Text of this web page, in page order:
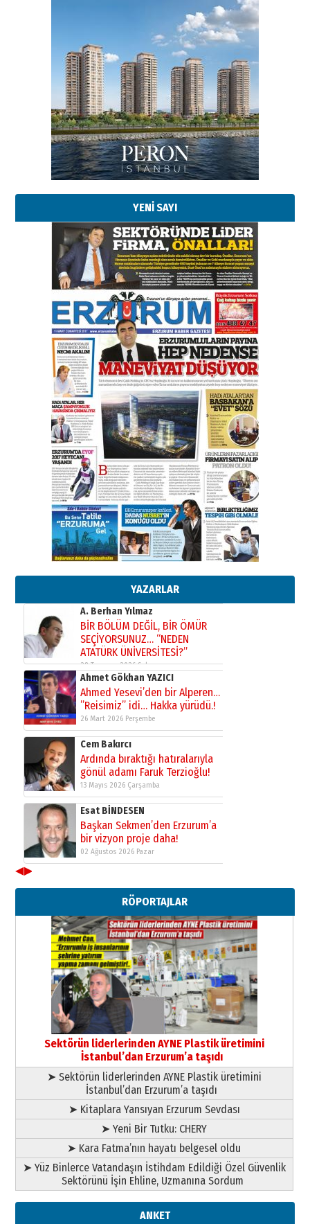
YENİ SAYI
YAZARLAR
Esat BİNDESEN
Başkan Sekmen’den Erzurum’a
bir vizyon proje daha!
02 Ağustos 2026 Pazar
Kadir SABUNCUOĞLU
Erzurumspor’un köşe taşları
29 Haziran 2026 Pazartesi
Kenan GÜLERCİ
Murat Şahsuvaroğlu ERKON’da
çıtayı yukarı taşırken,
yönetimdekiler aşağı
çekmemeli!
17 Şubat 2026 SalıOrhan BOZKURT
Bir fotoğraf, bir şehir, bir
A. Berhan Yılmaz
BİR BÖLÜM DEĞİL, BİR ÖMÜR
SEÇİYORSUNUZ… “NEDEN
ATATÜRK ÜNİVERSİTESİ?”
28 Temmuz 2026 Salı
Ahmet Gökhan YAZICI
Ahmed Yesevi’den bir Alperen…
”Reisimiz” idi… Hakka yürüdü.!
26 Mart 2026 Perşembe
Cem Bakırcı
Ardında bıraktığı hatıralarıyla
gönül adamı Faruk Terzioğlu!
13 Mayıs 2026 Çarşamba
Esat BİNDESEN
Başkan Sekmen’den Erzurum’a
bir vizyon proje daha!
02 Ağustos 2026 Pazar
Erzurumspor’un köşe taşları
29 Haziran 2026 Pazartesi
Kenan GÜLERCİ
Murat Şahsuvaroğlu ERKON’da
çıtayı yukarı taşırken,
yönetimdekiler aşağı
çekmemeli!
17 Şubat 2026 SalıOrhan BOZKURT
Bir fotoğraf, bir şehir, bir
gazeteci… Dizginler kimin
elinde?
A. Berhan Yılmaz
BİR BÖLÜM DEĞİL, BİR ÖMÜR
SEÇİYORSUNUZ… “NEDEN
ATATÜRK ÜNİVERSİTESİ?”
28 Temmuz 2026 Salı
Ahmet Gökhan YAZICI
Ahmed Yesevi’den bir Alperen…
”Reisimiz” idi… Hakka yürüdü.!
26 Mart 2026 Perşembe
◀▶
RÖPORTAJLAR
Sektörün liderlerinden AYNE Plastik üretimini
İstanbul’dan Erzurum’a taşıdı
➤ Sektörün liderlerinden AYNE Plastik üretimini
İstanbul’dan Erzurum’a taşıdı
➤ Kitaplara Yansıyan Erzurum Sevdası
➤ Yeni Bir Tutku: CHERY
➤ Kara Fatma’nın hayatı belgesel oldu
➤ Yüz Binlerce Vatandaşın İstihdam Edildiği Özel Güvenlik
Sektörünü İşin Ehline, Uzmanına Sordum
ANKET